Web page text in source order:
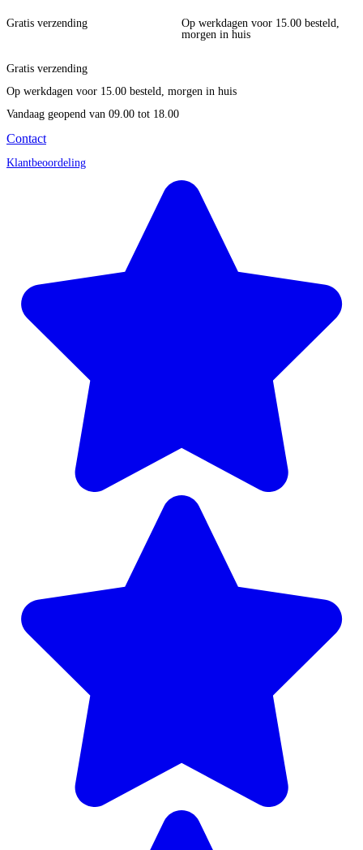
Gratis verzending
Op werkdagen voor 15.00 besteld,
morgen in huis
Gratis verzending
Op werkdagen voor 15.00 besteld, morgen in huis
Vandaag geopend van 09.00 tot 18.00
Contact
Klantbeoordeling